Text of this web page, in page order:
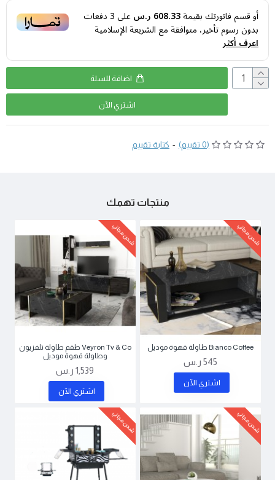
(0 تقييم) - كتابة تقييم
أو قسم فاتورتك بقيمة608.33 ر.س على3دفعات
بدون رسوم تأخير، متوافقة مع الشريعة الإسلامية
اعرف أكثر
اضافة للسلة
اشتري اﻵن
منتجات تهمك
شحن مجاني
Bianco Coffee طاولة قهوة موديل
545 ر.س
اشتري اﻵن
شحن مجاني
Veyron Tv & Co طقم طاولة تلفزيون
وطاولة قهوة موديل
1,539 ر.س
اشتري اﻵن
شحن مجاني شحن مجاني